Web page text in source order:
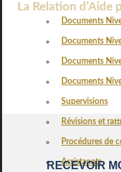
Documents
Documents
Documents
Documents
Supervisions
Révisions et
Procédures de
Assistanats
La Relation d’Aide
RECEVOIR